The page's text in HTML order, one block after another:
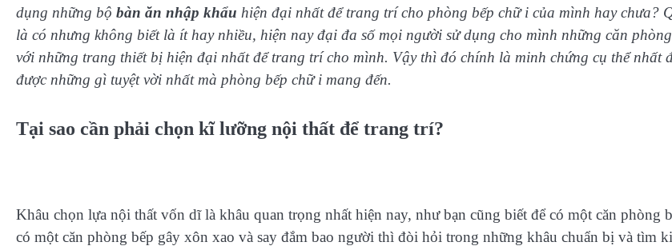
dụng những bộ bàn ăn nhập khẩu hiện đại nhất để trang trí cho phòng bếp chữ i của mình hay chưa?
là có nhưng không biết là ít hay nhiều, hiện nay đại đa số mọi người sử dụng cho mình những căn
với những trang thiết bị hiện đại nhất để trang trí cho mình. Vậy thì đó chính là minh chứng cụ thể nhất
được những gì tuyệt vời nhất mà phòng bếp chữ i mang đến.
Tại sao cần phải chọn kĩ lưỡng nội thất để trang trí?
Khâu chọn lựa nội thất vốn dĩ là khâu quan trọng nhất hiện nay, như bạn cũng biết để có một căn phòng
có một căn phòng bếp gây xôn xao và say đắm bao người thì đòi hỏi trong những khâu chuẩn bị và tìm